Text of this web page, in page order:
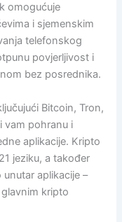
omogućuje
i sjemenskim
telefonskog
povjerljivost i
bez posrednika.
Bitcoin, Tron,
vam pohranu i
aplikacije. Kripto
jeziku, a također
aplikacije –
kripto